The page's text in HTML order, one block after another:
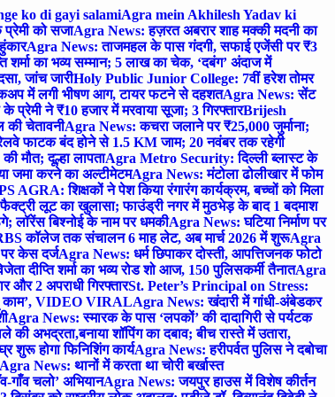
ko di gayi salamiAgra mein Akhilesh Yadav ki
को सजाAgra News: हज़रत अबरार शाह मक्की मदनी का
Agra News: ताजमहल के पास गंदगी, सफाई एजेंसी पर ₹3
शर्मा का भव्य सम्मान; 5 लाख का चेक, ‘दबंग’ अंदाज में
जांच जारीHoly Public Junior College: 7वीं हरेश तोमर
में लगी भीषण आग, टायर फटने से दहशतAgra News: सेंट
प्रेमी ने ₹10 हजार में मरवाया सूजा; 3 गिरफ्तारBrijesh
चेतावनीAgra News: कचरा जलाने पर ₹25,000 जुर्माना;
फाटक बंद होने से 1.5 KM जाम; 20 नवंबर तक रहेगी
मौत; दूल्हा लापताAgra Metro Security: दिल्ली ब्लास्ट के
जमा करने का अल्टीमेटमAgra News: मंटोला ढोलीखार में फोम
AGRA: शिक्षकों ने पेश किया रंगारंग कार्यक्रम, बच्चों को मिला
लूट का खुलासा; फाउंड्री नगर में मुठभेड़ के बाद 1 बदमाश
लॉरेंस बिश्नोई के नाम पर धमकीAgra News: घटिया निर्माण पर
कॉलेज तक संचालन 6 माह लेट, अब मार्च 2026 में शुरूAgra
केस दर्जAgra News: धर्म छिपाकर दोस्ती, आपत्तिजनक फोटो
दीप्ति शर्मा का भव्य रोड शो आज, 150 पुलिसकर्मी तैनातAgra
और 2 अपराधी गिरफ्तारSt. Peter’s Principal on Stress:
हूं काम’, VIDEO VIRALAgra News: खंदारी में गांधी-अंबेडकर
Agra News: स्मारक के पास ‘लपकों’ की दादागिरी से पर्यटक
अभद्रता,बनाया शॉपिंग का दबाव; बीच रास्ते में उतारा,
होगा फिनिशिंग कार्यAgra News: हरीपर्वत पुलिस ने दबोचा
Agra News: थानों में करता था चोरी बर्खास्त
गाँव चलो’ अभियानAgra News: जयपुर हाउस में विशेष कीर्तन